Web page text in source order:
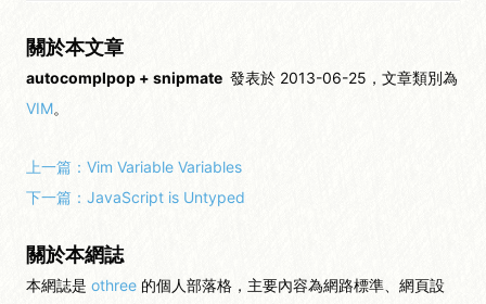
關於本文章
autocomplpop + snipmate 發表於 2013-06-25，文章類別為
VIM。
上一篇： Vim Variable Variables
下一篇： JavaScript is Untyped
關於本網誌
本網誌是 othree 的個人部落格，主要內容為網路標準、網頁設